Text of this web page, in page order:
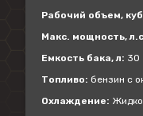
Рабочий объем,
Макс. мощность,
Емкость бака, л: 30
Топливо: бензин с
Охлаждение: